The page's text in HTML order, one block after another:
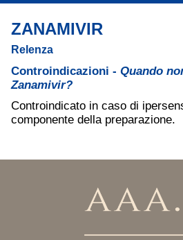
ZANAMIVIR
Relenza
Controindicazioni - Quando
Zanamivir?
Controindicato in caso di
componente della preparazione.